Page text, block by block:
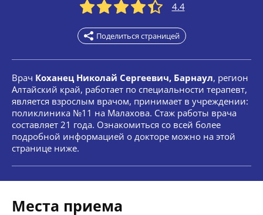
4.4
Поделиться страницей
Врач Коханец Николай Сергеевич, Барнаул, регион
Алтайский край, работает по специальности терапевт,
является взрослым врачом, принимает в учреждении:
поликлиника №11 на Малахова. Стаж работы врача
составляет 21 года. Ознакомиться со всей более
подробной информацией о докторе можно на этой
странице ниже.
Места приема